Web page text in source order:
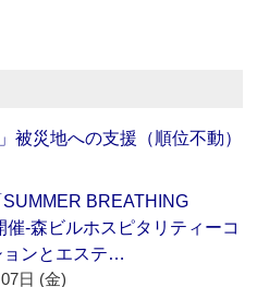
被災地への支援（順位不動）
SUMMER BREATHING
催‐森ビルホスピタリティーコ
ョンとエステ…
日 (金)